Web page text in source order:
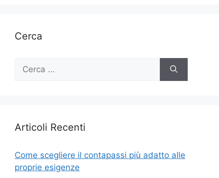
Cerca
Ricerca
Articoli Recenti
Come scegliere il contapassi più adatto alle
proprie esigenze